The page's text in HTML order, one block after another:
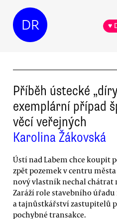
DR ♥
Příběh ústecké
exemplární případ
věcí veřejných
Karolina Žákovská
Ústí nad Labem chce koupit
zpět pozemek v centru
nový vlastník nechal chátrat
Zaráží role stavebního úřadu
a tajnůstkářství zastupitelů
pochybné transakce.